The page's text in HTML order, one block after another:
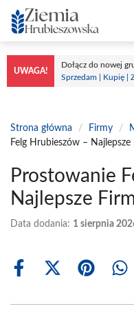
Przejdź
do
treści
UWAGA!
Dołącz do nowej
Sprzedam | Kupię |
Strona główna / Firmy /
Felg Hrubieszów –
Prostowanie
Najlepsze
Data dodania: 1 sierpnia
Share
Share
(Twitter)
Share